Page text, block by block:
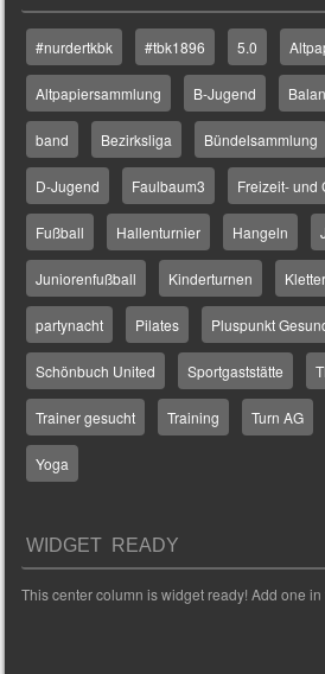
#nurdertkbk #tbk1896 5.0
Altpapiersammlung B-Jugend
band Bezirksliga Bündelsammlung
D-Jugend Faulbaum3 Freizeit- und
Fußball Hallenturnier Hangeln
Juniorenfußball Kinderturnen
partynacht Pilates Pluspunkt
Schönbuch United Sportgaststätte
Trainer gesucht Training Turn AG
Yoga
WIDGET READY
This center column is widget ready! Add one